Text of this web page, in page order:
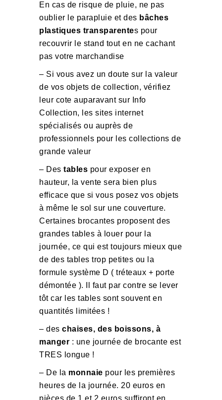
En cas de risque de pluie, ne pas
oublier le parapluie et des bâches
plastiques transparentes pour
recouvrir le stand tout en ne cachant
pas votre marchandise
– Si vous avez un doute sur la valeur
de vos objets de collection, vérifiez
leur cote auparavant sur Info
Collection, les sites internet
spécialisés ou auprès de
professionnels pour les collections de
grande valeur
– Des tables pour exposer en
hauteur, la vente sera bien plus
efficace que si vous posez vos objets
à même le sol sur une couverture.
Certaines brocantes proposent des
grandes tables à louer pour la
journée, ce qui est toujours mieux que
de des tables trop petites ou la
formule système D ( tréteaux + porte
démontée ). Il faut par contre se lever
tôt car les tables sont souvent en
quantités limitées !
– des chaises, des boissons, à
manger : une journée de brocante est
TRES longue !
– De la monnaie pour les premières
heures de la journée. 20 euros en
pièces de 1 et 2 euros suffiront en